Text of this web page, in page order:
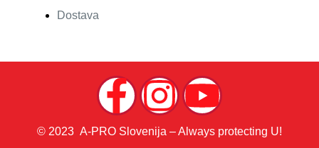
Dostava
© 2023 A-PRO Slovenija – Always protecting U!